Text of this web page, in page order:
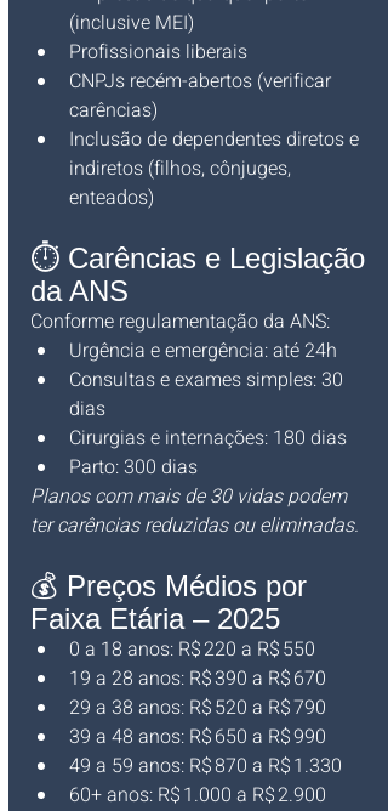
(inclusive MEI)
Profissionais liberais
CNPJs recém-abertos (verificar
carências)
Inclusão de dependentes diretos e
indiretos (filhos, cônjuges,
enteados)
⏱️ Carências e Legislação
da ANS
Conforme regulamentação da ANS:
Urgência e emergência: até 24h
Consultas e exames simples: 30
dias
Cirurgias e internações: 180 dias
Parto: 300 dias
Planos com mais de 30 vidas podem
ter carências reduzidas ou eliminadas.
💰 Preços Médios por
Faixa Etária – 2025
0 a 18 anos: R$ 220 a R$ 550
19 a 28 anos: R$ 390 a R$ 670
29 a 38 anos: R$ 520 a R$ 790
39 a 48 anos: R$ 650 a R$ 990
49 a 59 anos: R$ 870 a R$ 1.330
60+ anos: R$ 1.000 a R$ 2.900